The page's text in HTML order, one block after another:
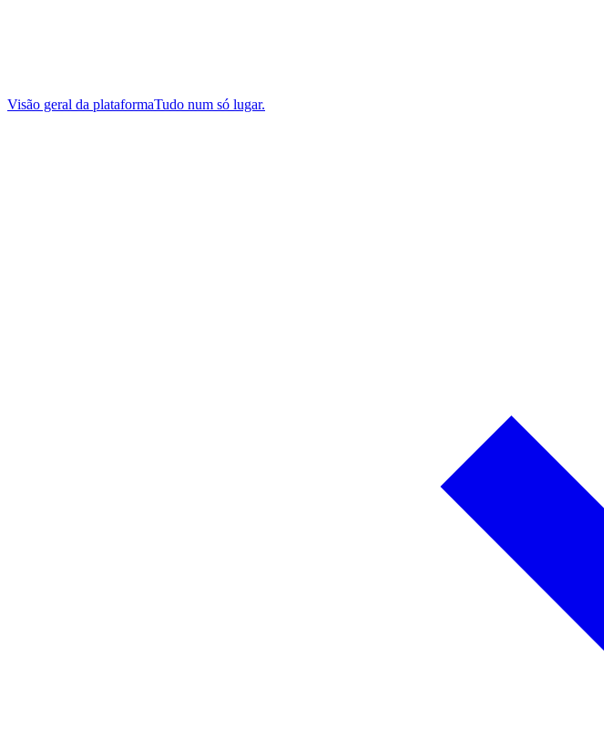
Visão geral da plataformaTudo num só lugar.